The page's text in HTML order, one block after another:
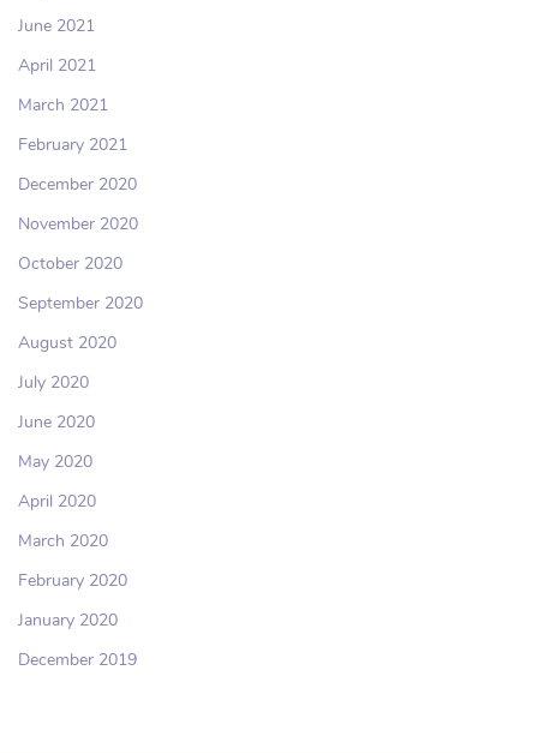
June 2021
April 2021
March 2021
February 2021
December 2020
November 2020
October 2020
September 2020
August 2020
July 2020
June 2020
May 2020
April 2020
March 2020
February 2020
January 2020
December 2019